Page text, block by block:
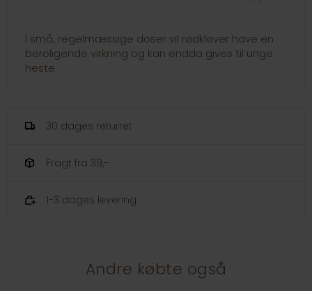
I små, regelmæssige doser vil rødkløver have en
beroligende virkning og kan endda gives til unge
heste.
30 dages returret
Fragt fra 39,-
1-3 dages levering
Andre købte også